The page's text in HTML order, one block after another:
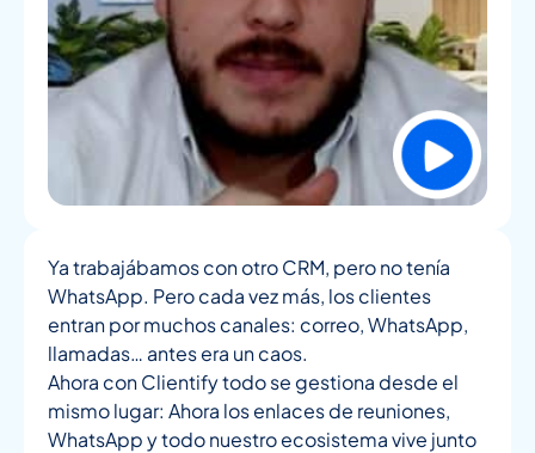
Ya trabajábamos con otro CRM, pero no tenía
WhatsApp. Pero cada vez más, los clientes
entran por muchos canales: correo, WhatsApp,
llamadas… antes era un caos.
Ahora con Clientify todo se gestiona desde el
mismo lugar: Ahora los enlaces de reuniones,
WhatsApp y todo nuestro ecosistema vive junto